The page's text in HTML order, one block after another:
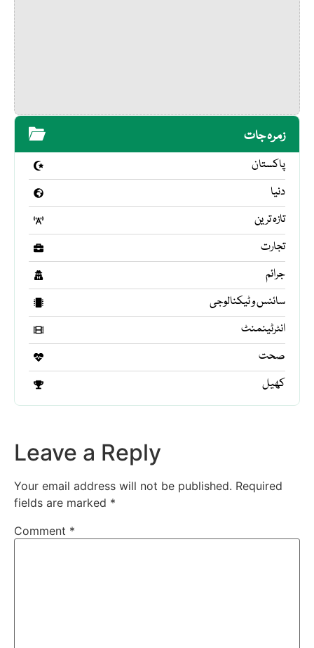
زمرہ جات
پاکستان
دنیا
تازہ ترین
تجارت
جرائم
سائنس و ٹیکنالوجی
انٹرٹینمنٹ
صحت
کھیل
Leave a Reply
Your email address will not be published. Required
fields are marked *
Comment *